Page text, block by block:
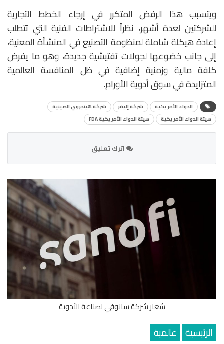
ويتسبب هذا الرفض المتكرر في إرجاء الخطط التجارية
للشركتين لعدة أشهر، نظراً للاشتراطات الفنية التي تتطلب
إعادة هيكلة شاملة لمنظومة التصنيع في المنشأة المعنية،
إلى جانب خضوعها لجولات تفتيشية جديدة، وهو ما يفرض
كلفة مالية وزمنية إضافية في ظل المنافسة العالمية
المتزايدة في سوق أدوية الأورام.
الدواء الأمريكية شركة إليفر
شركة هينجروي الصينية
هيئة الدواء الأمريكية
هيئة الدواء الأمريكية FDA
اترك تعليق
شعار شركة سانوفي لصناعة الأدوية
الرئيسية عالمية